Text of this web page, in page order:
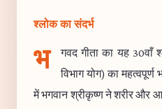
श्लोक का संदर्भ
भ
गवद गीता का यह 30वाँ
विभाग योग) का महत्वपूर्ण
में भगवान श्रीकृष्ण ने शरीर और